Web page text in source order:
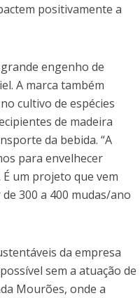
positivamente a
engenho de
A marca também
cultivo de espécies
de madeira
da bebida. “A
para envelhecer
um projeto que vem
300 a 400 mudas/ano
da empresa
sem a atuação de
Mourões, onde a